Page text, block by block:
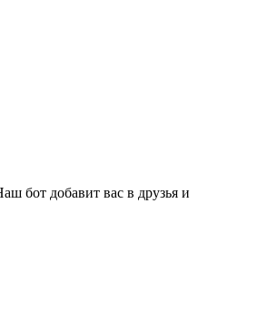
бот добавит вас в друзья и